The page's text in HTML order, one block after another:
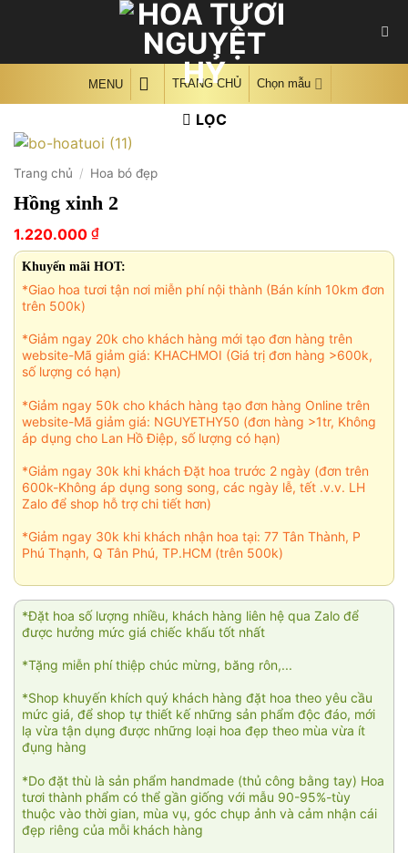
MENU TRANG CHỦ Chọn mẫu
LỌC
Trang chủ / Hoa bó đẹp
Hồng xinh 2
1.220.000 ₫
Khuyến mãi HOT:
*Giao hoa tươi tận nơi miễn phí nội thành (Bán kính 10km đơn
trên 500k)
*Giảm ngay 20k cho khách hàng mới tạo đơn hàng trên
website-Mã giảm giá: KHACHMOI (Giá trị đơn hàng >600k,
số lượng có hạn)
*Giảm ngay 50k cho khách hàng tạo đơn hàng Online trên
website-Mã giảm giá: NGUYETHY50 (đơn hàng >1tr, Không
áp dụng cho Lan Hồ Điệp, số lượng có hạn)
*Giảm ngay 30k khi khách Đặt hoa trước 2 ngày (đơn trên
600k-Không áp dụng song song, các ngày lễ, tết .v.v. LH
Zalo để shop hỗ trợ chi tiết hơn)
*Giảm ngay 30k khi khách nhận hoa tại: 77 Tân Thành, P
Phú Thạnh, Q Tân Phú, TP.HCM (trên 500k)
*Đặt hoa số lượng nhiều, khách hàng liên hệ qua Zalo để
được hưởng mức giá chiếc khấu tốt nhất
*Tặng miễn phí thiệp chúc mừng, băng rôn,...
*Shop khuyến khích quý khách hàng đặt hoa theo yêu cầu
mức giá, để shop tự thiết kế những sản phẩm độc đáo, mới
lạ vừa tận dụng được những loại hoa đẹp theo mùa vừa ít
đụng hàng
*Do đặt thù là sản phẩm handmade (thủ công bằng tay) Hoa
tươi thành phẩm có thể gần giống với mẫu 90-95%-tùy
thuộc vào thời gian, mùa vụ, góc chụp ảnh và cảm nhận cái
đẹp riêng của mỗi khách hàng